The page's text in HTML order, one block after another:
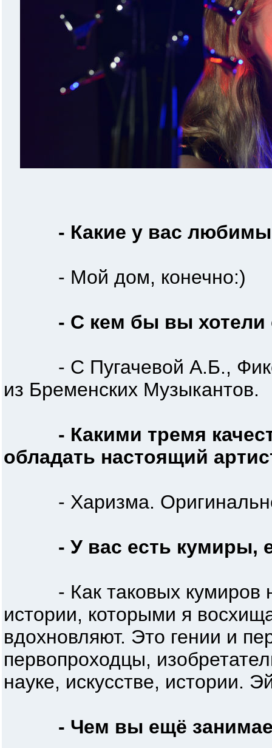
- Какие у вас
- Мой дом, конечно:)
- С кем бы вы хотели
- С Пугачевой А.Б.,
из Бременских Музыкантов.
- Какими тремя
обладать настоящий
- Харизма.
- У вас есть кумиры,
- Как таковых кумиров
истории, которыми я
вдохновляют. Это гении и
первопроходцы,
науке, искусстве, истории.
- Чем вы ещё